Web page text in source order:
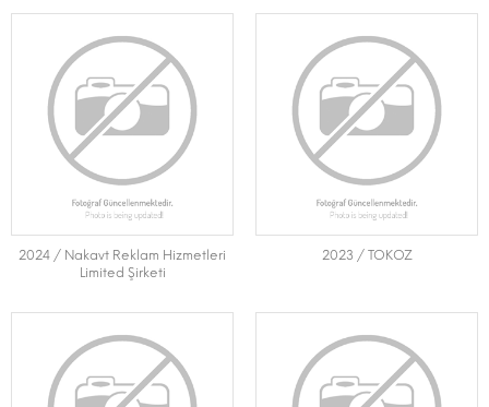
2024 / Nakavt Reklam Hizmetleri
Limited Şirketi
2023 / TOKOZ